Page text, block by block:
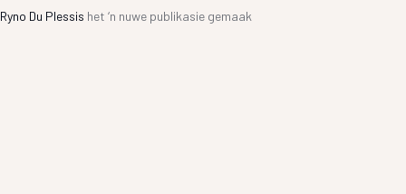
Ryno Du Plessis het ‘n nuwe publikasie gemaak